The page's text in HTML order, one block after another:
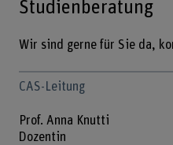
Studienberatung
Wir sind gerne für Sie da,
CAS-Leitung
Prof. Anna Knutti
Dozentin